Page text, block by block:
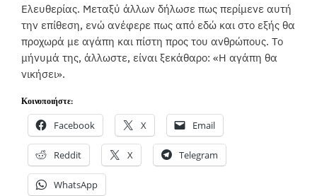
Ελευθερίας. Μεταξύ άλλων δήλωσε πως περίμενε αυτή
την επίθεση, ενώ ανέφερε πως από εδώ και στο εξής θα
προχωρά με αγάπη και πίστη προς του ανθρώπους. Το
μήνυμά της, άλλωστε, είναι ξεκάθαρο: «Η αγάπη θα
νικήσει».
Κοινοποιήστε:
Facebook X Email
Reddit X Telegram
WhatsApp